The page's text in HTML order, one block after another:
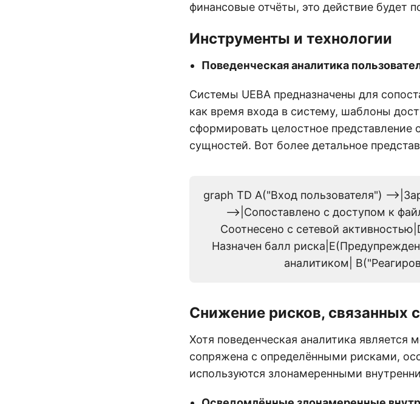
финансовые отчёты, это действие будет
Инструменты и технологии
Поведенческая аналитика
Системы UEBA предназначены для
как время входа в систему, шаблоны
сформировать целостное представление
сущностей. Вот более детальное
graph TD A("Вход пользователя") --
-->|Сопоставлено с доступом к
Соотнесено с сетевой
Назначен балл
аналитиком|
Снижение рисков, связанных
Хотя поведенческая аналитика
сопряжена с определёнными рисками,
используются злонамеренными